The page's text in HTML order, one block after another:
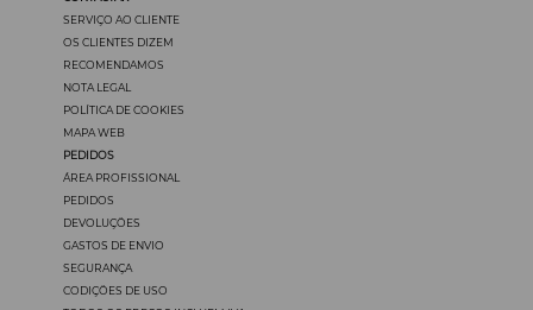
SERVIÇO AO CLIENTE
OS CLIENTES DIZEM
RECOMENDAMOS
NOTA LEGAL
POLÍTICA DE COOKIES
MAPA WEB
PEDIDOS
ÁREA PROFISSIONAL
PEDIDOS
DEVOLUÇÖES
GASTOS DE ENVIO
SEGURANÇA
CODIÇÖES DE USO